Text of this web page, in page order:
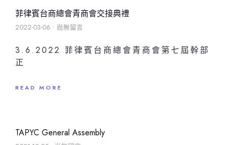
菲律賓台商總會青商會交接典禮
2022-03-06 尚無留言
3.6.2022 菲律賓台商總會青商會第七屆幹部
正
READ MORE
TAPYC General Assembly